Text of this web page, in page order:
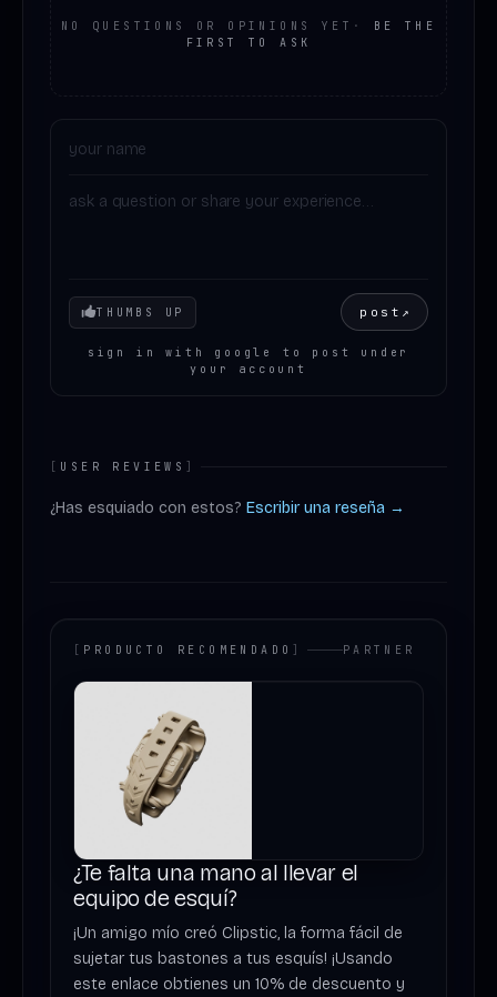
NO QUESTIONS OR OPINIONS YET ·
BE THE
FIRST TO ASK
Your mood
THUMBS UP post ↗
sign in with google to post under
your account
USER REVIEWS
¿Has esquiado con estos? Escribir una reseña →
PRODUCTO RECOMENDADO PARTNER
¿Te falta una mano al llevar el
equipo de esquí?
¡Un amigo mío creó Clipstic, la forma fácil de
sujetar tus bastones a tus esquís! ¡Usando
este enlace obtienes un 10% de descuento y